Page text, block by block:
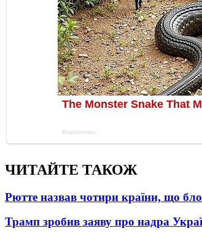
ЧИТАЙТЕ ТАКОЖ
Рютте назвав чотири країни, що
Трамп зробив заяву про надра